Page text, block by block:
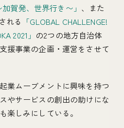
加賀発、世界行き〜」 、また
れる 「GLOBAL CHALLENGE!
2021」 の2つの地方自治体
援事業の企画・運営をさせて
業ムーブメントに興味を持つ
やサービスの創出の助けにな
楽しみにしている。